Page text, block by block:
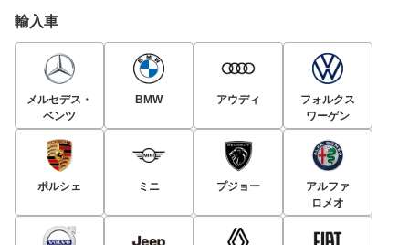
輸入車
メルセデス・
ベンツ
BMW アウディ
フォルクス
ワーゲン
ポルシェ ミニ プジョー
アルファ
ロメオ